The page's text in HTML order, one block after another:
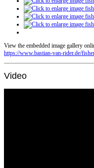
View the embedded image gallery
https://www.bastian-van-rider.de/
Video